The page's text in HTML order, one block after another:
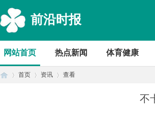
前沿时报
网站首页 热点新闻 体育健康
首页 资讯 查看
不